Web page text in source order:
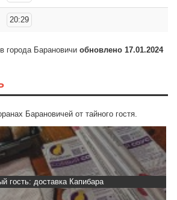
20:29
города Барановичи обновлено 17.01.2024
Барановичей от тайного гостя.
гость: доставка Капибара